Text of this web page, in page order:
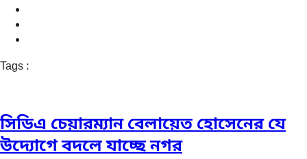
Tags :
সিডিএ চেয়ারম্যান বেলায়েত হোসেনের যে
উদ্যোগে বদলে যাচ্ছে নগর